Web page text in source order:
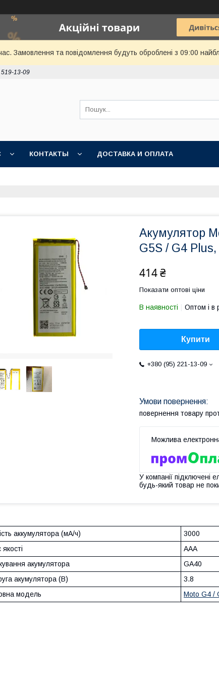
Замовлення та повідомлення будуть оброблені з 09:00
13-09
КОНТАКТЫ ДОСТАВКА И ОПЛАТА
Акумулятор
G5S / G4
414 ₴
Показати оптові ціни
В наявності Оптом і в
Купити
+380 (95) 221-13-09
повернення товару
У компанії підключені
будь-який товар не
аккумулятора (мА/ч)
3000
AAA
акумулятора
GA40
акумулятора (В)
3.8
модель
Moto G4 /